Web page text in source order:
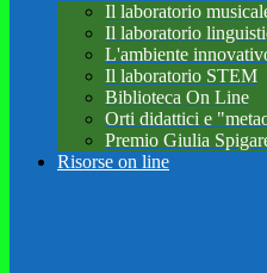
Il laboratorio
Il laboratorio
L'ambiente
Il laboratorio STEM
Biblioteca On Line
Orti didattici e
Premio Giulia
Risorse on line